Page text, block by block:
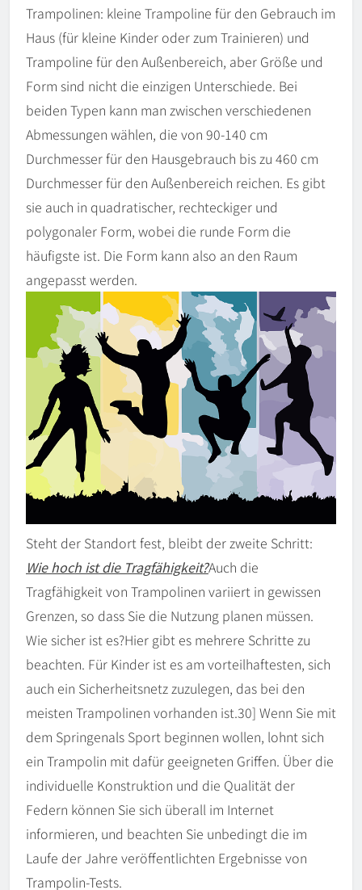
Trampolinen: kleine Trampoline für den Gebrauch im
Haus (für kleine Kinder oder zum Trainieren) und
Trampoline für den Außenbereich, aber Größe und
Form sind nicht die einzigen Unterschiede. Bei
beiden Typen kann man zwischen verschiedenen
Abmessungen wählen, die von 90-140 cm
Durchmesser für den Hausgebrauch bis zu 460 cm
Durchmesser für den Außenbereich reichen. Es gibt
sie auch in quadratischer, rechteckiger und
polygonaler Form, wobei die runde Form die
häufigste ist. Die Form kann also an den Raum
angepasst werden.
Steht der Standort fest, bleibt der zweite Schritt:
Wie hoch ist die Tragfähigkeit?Auch die
Tragfähigkeit von Trampolinen variiert in gewissen
Grenzen, so dass Sie die Nutzung planen müssen.
Wie sicher ist es?Hier gibt es mehrere Schritte zu
beachten. Für Kinder ist es am vorteilhaftesten, sich
auch ein Sicherheitsnetz zuzulegen, das bei den
meisten Trampolinen vorhanden ist.30] Wenn Sie mit
dem Springenals Sport beginnen wollen, lohnt sich
ein Trampolin mit dafür geeigneten Griffen. Über die
individuelle Konstruktion und die Qualität der
Federn können Sie sich überall im Internet
informieren, und beachten Sie unbedingt die im
Laufe der Jahre veröffentlichten Ergebnisse von
Trampolin-Tests.